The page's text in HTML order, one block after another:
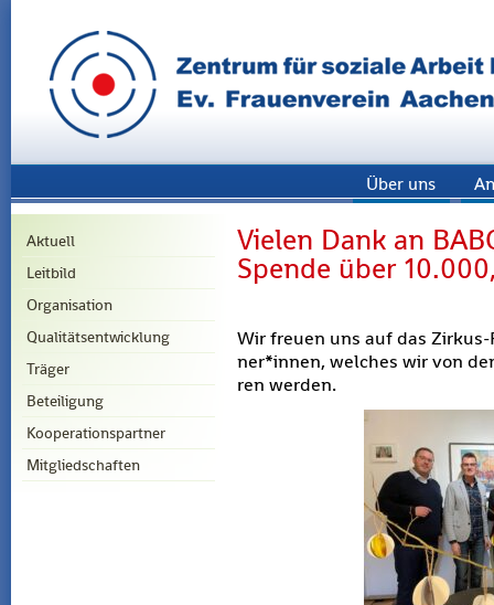
Über uns
Aktuell
Leitbild
Organisation
Qualitätsentwicklung
Träger
Beteiligung
Kooperationspartner
Mitgliedschaften
Vielen Dank an
Spende über
Wir freu­en uns auf das
ner*innen, wel­ches wir von
ren wer­den.